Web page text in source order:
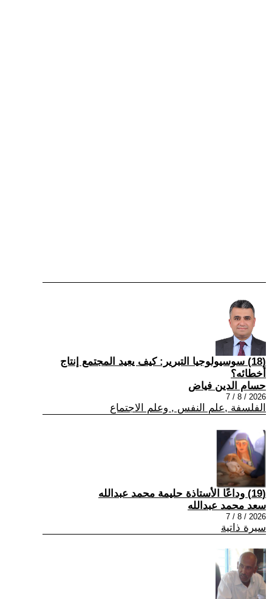
(18) سوسيولوجيا التبرير: كيف يعيد المجتمع إنتاج
أخطائه؟
حسام الدين فياض
2026 / 8 / 7
الفلسفة ,علم النفس , وعلم الاجتماع
(19) وداعًا الأستاذة حليمة محمد عبدالله
سعد محمد عبدالله
2026 / 8 / 7
سيرة ذاتية